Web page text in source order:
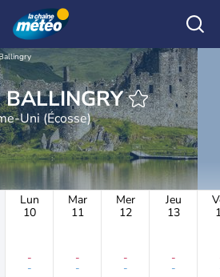
METEO BALLINGRY
Uni (Écosse)
Lun
10
-
-
Mar
11
-
-
Mer
12
-
-
Jeu
13
-
-